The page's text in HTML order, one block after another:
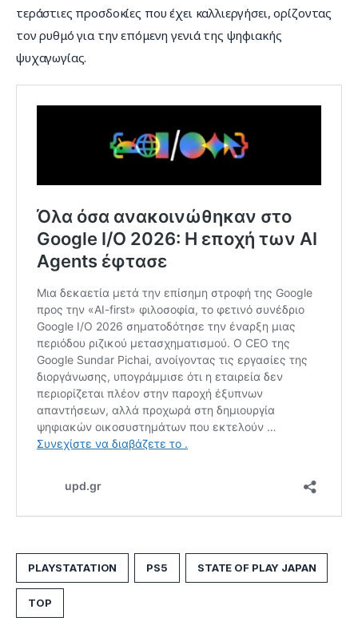
τεράστιες προσδοκίες που έχει καλλιεργήσει, ορίζοντας
τον ρυθμό για την επόμενη γενιά της ψηφιακής
ψυχαγωγίας.
PLAYSTATATION PS5 STATE OF PLAY JAPAN
TOP